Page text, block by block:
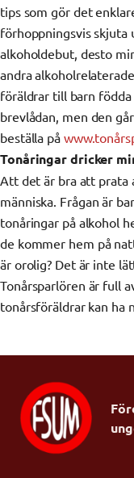
tips som gör det
förhoppningsvis skjuta
alkoholdebut, desto
andra
föräldrar till barn
brevlådan, men den
beställa på
Tonåringar dricker
Att det är bra att prata
människa. Frågan är
tonåringar på alkohol
de kommer hem på
är orolig? Det är inte
Tonårsparlören är full
tonårsföräldrar kan ha